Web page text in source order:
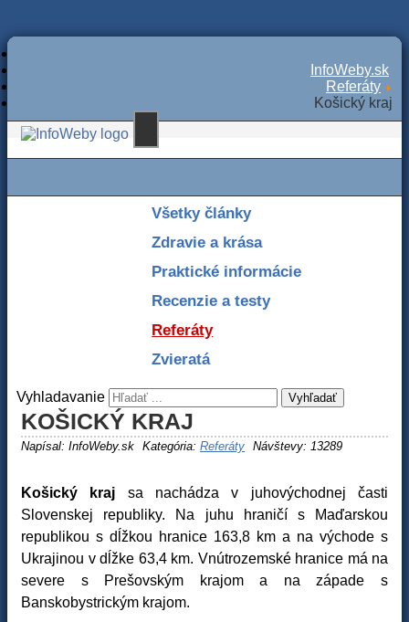
InfoWeby.sk
Referáty
Košický kraj
Všetky články
Zdravie a krása
Praktické informácie
Recenzie a testy
Referáty
Zvieratá
Vyhladavanie Vyhľadať
KOŠICKÝ KRAJ
Napísal: InfoWeby.sk Kategória: Referáty Návštevy: 13289
Košický kraj sa nachádza v juhovýchodnej časti
Slovenskej republiky. Na juhu hraničí s Maďarskou
republikou s dĺžkou hranice 163,8 km a na východe s
Ukrajinou v dĺžke 63,4 km. Vnútrozemské hranice má na
severe s Prešovským krajom a na západe s
Banskobystrickým krajom.